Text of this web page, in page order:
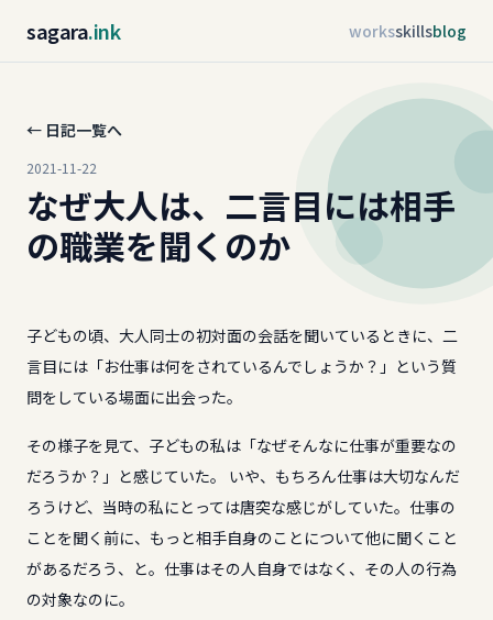
sagara.ink worksskillsblog
← 日記一覧へ
2021-11-22
なぜ大人は、二言目には相手
の職業を聞くのか
子どもの頃、大人同士の初対面の会話を聞いているときに、二
言目には「お仕事は何をされているんでしょうか？」という質
問をしている場面に出会った。
その様子を見て、子どもの私は「なぜそんなに仕事が重要なの
だろうか？」と感じていた。 いや、もちろん仕事は大切なんだ
ろうけど、当時の私にとっては唐突な感じがしていた。仕事の
ことを聞く前に、もっと相手自身のことについて他に聞くこと
があるだろう、と。仕事はその人自身ではなく、その人の行為
の対象なのに。